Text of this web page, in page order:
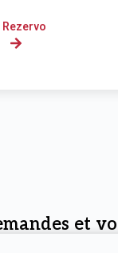
Rezervo
et